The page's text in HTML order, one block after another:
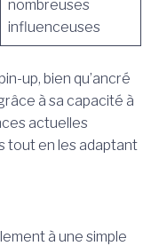
nombreuses
influenceuses
up, bien qu’ancré
à sa capacité à
actuelles
tout en les adaptant
à une simple